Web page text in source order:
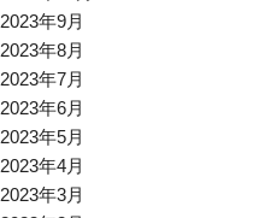
2023年9月
2023年8月
2023年7月
2023年6月
2023年5月
2023年4月
2023年3月